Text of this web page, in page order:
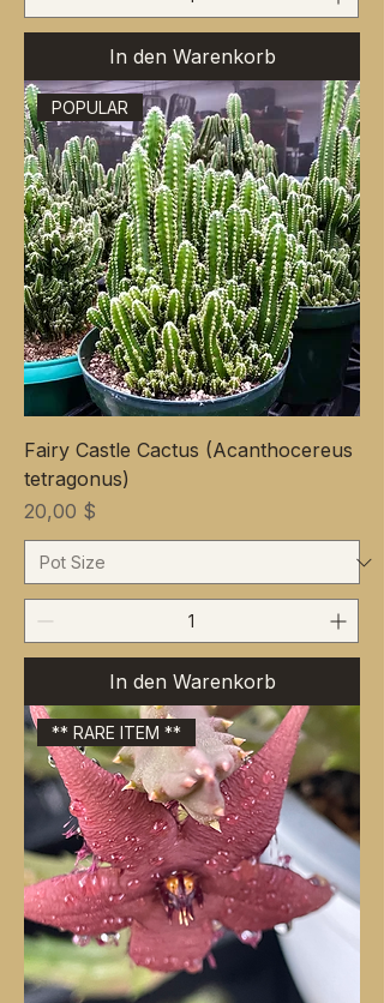
In den Warenkorb
POPULAR
Fairy Castle Cactus (Acanthocereus
tetragonus)
Preis
20,00 $
In den Warenkorb
** RARE ITEM **